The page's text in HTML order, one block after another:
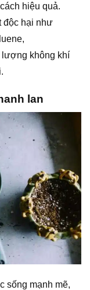
hiệu quả.
độc hại như
không khí
lan
sống mạnh mẽ,